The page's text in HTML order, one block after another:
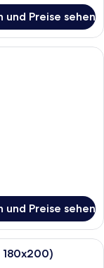
und Preise sehen
mit zwei Betten,
und Preise sehen
Schlafzimmer mit